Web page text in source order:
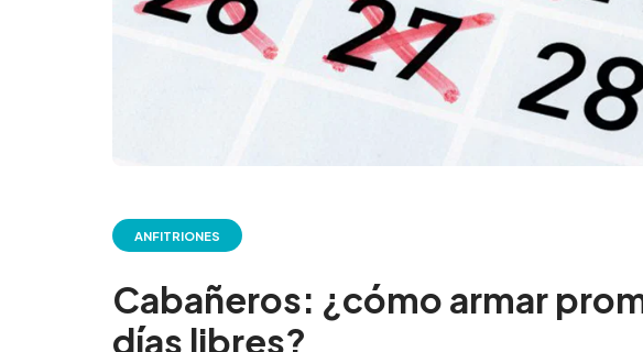
ANFITRIONES
Cabañeros: ¿cómo armar
días libres?